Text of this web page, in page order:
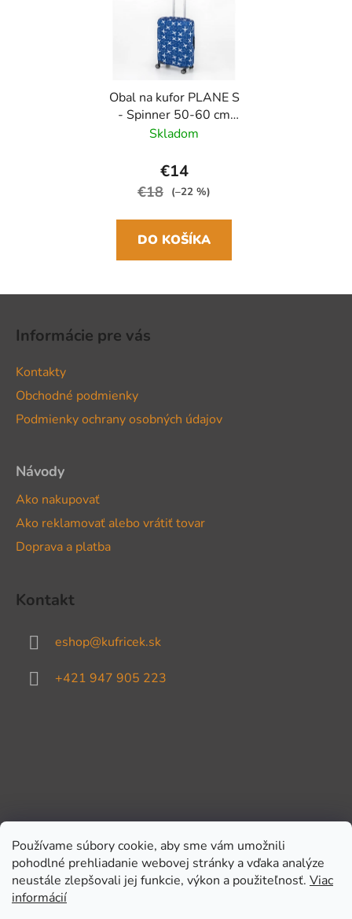
Používame súbory cookie, aby sme vám umožnili
pohodlné prehliadanie webovej stránky a vďaka analýze
neustále zlepšovali jej funkcie, výkon a použiteľnosť. Viac
informácií
Obal na kufor PLANE S
- Spinner 50-60 cm
Modrá
Skladom
€14
€18 (–22 %)
DO KOŠÍKA
Informácie pre vás
Kontakty
Obchodné podmienky
Podmienky ochrany osobných údajov
Návody
Ako nakupovať
Ako reklamovať alebo vrátiť tovar
Doprava a platba
Kontakt
eshop@kufricek.sk
+421 947 905 223
Prijímame online platby